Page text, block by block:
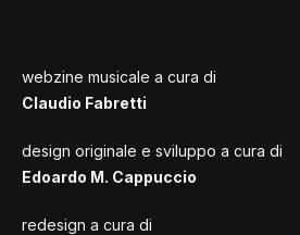
webzine musicale a cura di
Claudio Fabretti
design originale e sviluppo a cura di
Edoardo M. Cappuccio
redesign a cura di